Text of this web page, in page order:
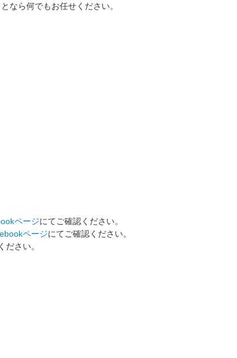
なら何でもお任せください。
ページにてご確認ください。
ページにてご確認ください。
ださい。